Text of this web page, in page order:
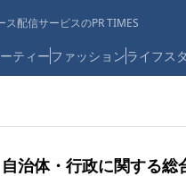
配信サービスのPR TIMES
ティーファッションライフス
自治体・行政に関する総